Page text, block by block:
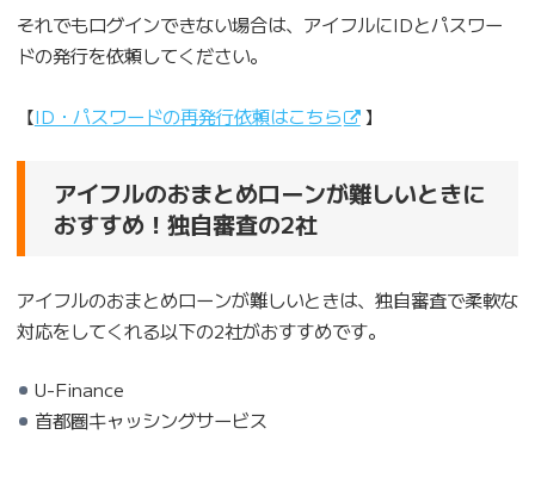
それでもログインできない場合は、アイフルにIDとパスワー
ドの発行を依頼してください。
【ID・パスワードの再発行依頼はこちら 】
アイフルのおまとめローンが難しいときに
おすすめ！独自審査の2社
アイフルのおまとめローンが難しいときは、独自審査で柔軟な
対応をしてくれる以下の2社がおすすめです。
U-Finance
首都圏キャッシングサービス